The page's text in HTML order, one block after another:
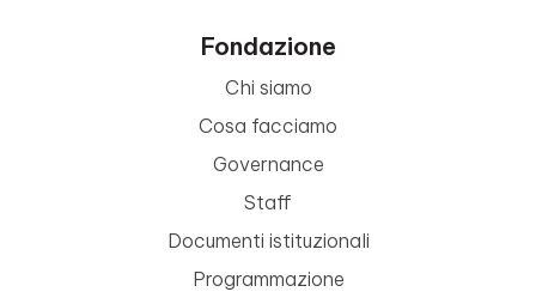
Fondazione
Chi siamo
Cosa facciamo
Governance
Staff
Documenti istituzionali
Programmazione